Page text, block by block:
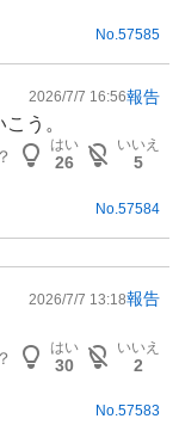
No.57585
2026/7/7 16:56報告
う。
はい
26
いいえ
5
No. 57584
2026/7/7 13:18報告
はい
30
いいえ
2
No.57583